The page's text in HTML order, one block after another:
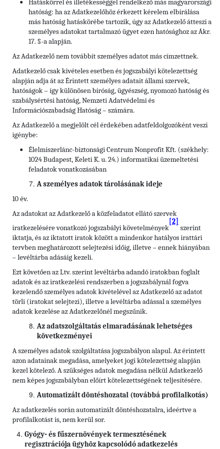
Hatáskörrel és illetékességgel rendelkező más magyarországi
hatóság: ha az Adatkezelőhöz érkezett kérelem elbírálása
más hatóság hatáskörébe tartozik, úgy az Adatkezelő átteszi a
személyes adatokat tartalmazó ügyet ezen hatósághoz az Ákr.
17. §-a alapján.
Az Adatkezelő nem továbbít személyes adatot más címzettnek.
Adatkezelő csak kivételes esetben és jogszabályi kötelezettség
alapján adja át az Érintett személyes adatait állami szervek,
hatóságok – így különösen bíróság, ügyészség, nyomozó hatóság és
szabálysértési hatóság, Nemzeti Adatvédelmi és
Információszabadság Hatóság – számára.
Az Adatkezelő a megjelölt cél érdekében adatfeldolgozóként veszi
igénybe:
Élelmiszerlánc-biztonsági Centrum Nonprofit Kft. (székhely:
1024 Budapest, Keleti K. u. 24.) informatikai üzemeltetési
feladatok vonatkozásában
A személyes adatok tárolásának ideje
10 év.
Az adatokat az Adatkezelő a közfeladatot ellátó szervek
iratkezelésére vonatkozó jogszabályi követelmények
[2]
szerint
iktatja, és az iktatott iratok között a mindenkor hatályos irattári
tervben meghatározott selejtezési időig, illetve – ennek hiányában
– levéltárba adásáig kezeli.
Ezt követően az Ltv. szerint levéltárba adandó iratokban foglalt
adatok és az iratkezelési rendszerben a jogszabálynál fogva
kezelendő személyes adatok kivételével az Adatkezelő az adatot
törli (iratokat selejtezi), illetve a levéltárba adással a személyes
adatok kezelése az Adatkezelőnél megszűnik.
Az adatszolgáltatás elmaradásának lehetséges
következményei
A személyes adatok szolgáltatása jogszabályon alapul. Az érintett
azon adatainak megadása, amelyeket jogi kötelezettség alapján
kezel kötelező. A szükséges adatok megadása nélkül Adatkezelő
nem képes jogszabályban előírt kötelezettségének teljesítésére.
Automatizált döntéshozatal (továbbá profilalkotás)
Az adatkezelés során automatizált döntéshozatalra, ideértve a
profilalkotást is, nem kerül sor.
Gyógy- és fűszernövények termesztésének
regisztrációja ügyhöz kapcsolódó adatkezelés